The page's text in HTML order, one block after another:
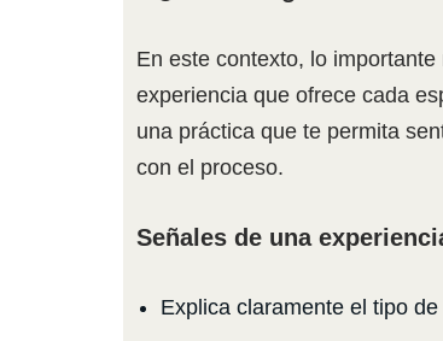
En este contexto, lo
experiencia que ofrece cada
una práctica que te permita
con el proceso.
Señales de una
Explica claramente el tipo